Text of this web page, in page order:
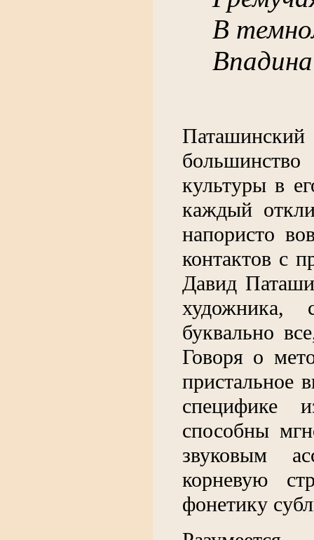
В
культуры в
каждый
напористо
контактов с
Давид
художника,
буквально
Говоря о
пристальное
специфике
способны
звуковым
корневую
фонетику